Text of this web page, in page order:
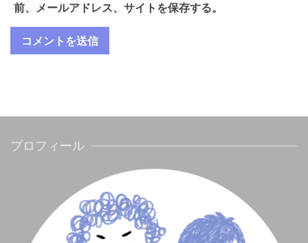
前、メールアドレス、サイトを保存する。
プロフィール